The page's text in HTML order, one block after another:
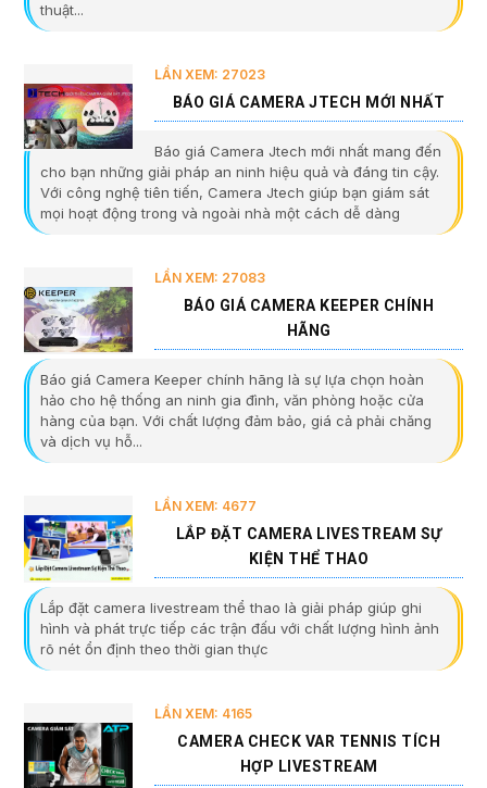
thuật...
LẦN XEM: 27023
BÁO GIÁ CAMERA JTECH MỚI NHẤT
Báo giá Camera Jtech mới nhất mang đến
cho bạn những giải pháp an ninh hiệu quả và đáng tin cậy.
Với công nghệ tiên tiến, Camera Jtech giúp bạn giám sát
mọi hoạt động trong và ngoài nhà một cách dễ dàng
LẦN XEM: 27083
BÁO GIÁ CAMERA KEEPER CHÍNH
HÃNG
Báo giá Camera Keeper chính hãng là sự lựa chọn hoàn
hảo cho hệ thống an ninh gia đình, văn phòng hoặc cửa
hàng của bạn. Với chất lượng đảm bảo, giá cả phải chăng
và dịch vụ hỗ...
LẦN XEM: 4677
LẮP ĐẶT CAMERA LIVESTREAM SỰ
KIỆN THỂ THAO
Lắp đặt camera livestream thể thao là giải pháp giúp ghi
hình và phát trực tiếp các trận đấu với chất lượng hình ảnh
rõ nét ổn định theo thời gian thực
LẦN XEM: 4165
CAMERA CHECK VAR TENNIS TÍCH
HỢP LIVESTREAM